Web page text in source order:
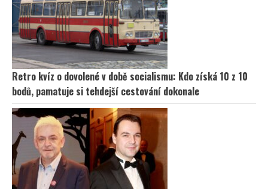
Retro kvíz o dovolené v době socialismu: Kdo získá 10 z 10
bodů, pamatuje si tehdejší cestování dokonale